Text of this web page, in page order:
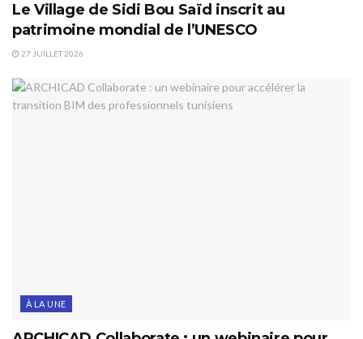
Le Village de Sidi Bou Saïd inscrit au
patrimoine mondial de l’UNESCO
27 JUILLET 2026
À LA UNE